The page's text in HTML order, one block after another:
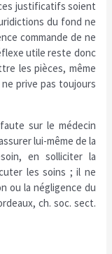
justificatifs soient
du fond ne
commande de ne
utile reste donc
les pièces, même
prive pas toujours
sur le médecin
lui-même de la
en solliciter la
les soins ; il ne
ou la négligence du
ch. soc. sect.